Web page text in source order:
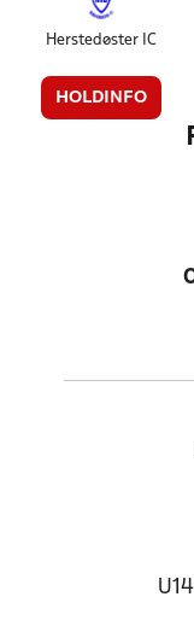
Herstedøster IC
HOLDINFO